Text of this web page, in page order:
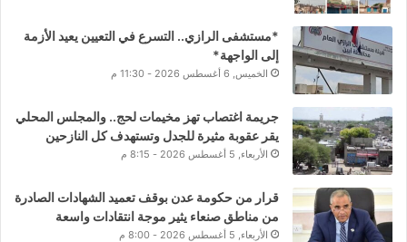
*مستشفى الرازي.. التسرع في التعيين يعيد الأزمة
إلى الواجهة*
الخميس, 6 أغسطس 2026 - 11:30 م
جريمة اغتصاب تهز مخيمات لحج.. والمجلس المحلي
يقر عقوبة مثيرة للجدل وتستهدف كل النازحين
الأربعاء, 5 أغسطس 2026 - 8:15 م
قرار من حكومة عدن بوقف تعميد الشهادات الصادرة
من مناطق صنعاء يثير موجة انتقادات واسعة
الأربعاء, 5 أغسطس 2026 - 8:00 م